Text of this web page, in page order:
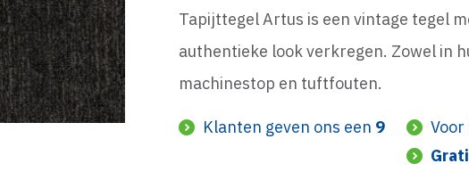
Tapijttegel Artus is een vintage tegel
authentieke look verkregen. Zowel in
machinestop en tuftfouten.
Klanten geven ons een 9 Voor